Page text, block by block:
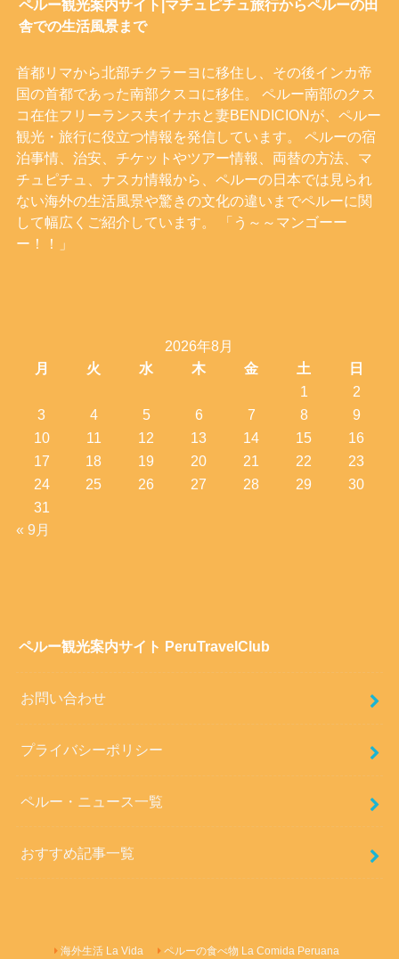
ペルー観光案内サイト|マチュピチュ旅行からペルーの田
舎での生活風景まで
首都リマから北部チクラーヨに移住し、その後インカ帝
国の首都であった南部クスコに移住。 ペルー南部のクス
コ在住フリーランス夫イナホと妻BENDICIONが、ペルー
観光・旅行に役立つ情報を発信しています。 ペルーの宿
泊事情、治安、チケットやツアー情報、両替の方法、マ
チュピチュ、ナスカ情報から、ペルーの日本では見られ
ない海外の生活風景や驚きの文化の違いまでペルーに関
して幅広くご紹介しています。 「う～～マンゴーー
ー！！」
2026年8月
月
火 水 木 金 土
日
1
2
3
4 5 6 7 8
9
10
11 12 13 14 15
16
17
18 19 20 21 22
23
24
25 26 27 28 29
30
31
« 9月
ペルー観光案内サイト PeruTravelClub
お問い合わせ
プライバシーポリシー
ペルー・ニュース一覧
おすすめ記事一覧
海外生活 La Vida ペルーの食べ物 La Comida Peruana